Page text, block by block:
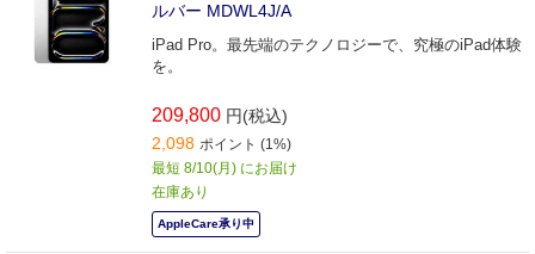
ルバー MDWL4J/A
iPad Pro。最先端のテクノロジーで、究極のiPad体験
を。
209,800 円(税込)
2,098 ポイント (1%)
最短 8/10(月) にお届け
在庫あり
AppleCare承り中